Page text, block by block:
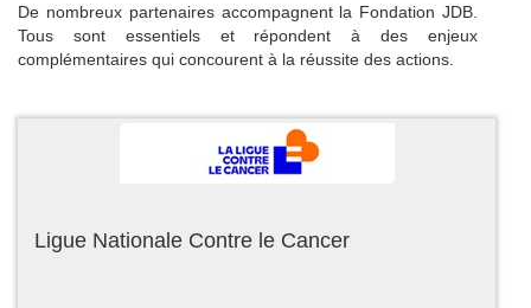
De nombreux partenaires accompagnent la Fondation JDB.
Tous sont essentiels et répondent à des enjeux
complémentaires qui concourent à la réussite des actions.
Ligue Nationale Contre le Cancer